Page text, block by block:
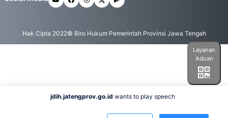
Layanan
Aduan
Hak Cipta 2022© Biro Hukum Pemerintah Provinsi Jawa Tengah
jdih.jatengprov.go.id wants to play speech